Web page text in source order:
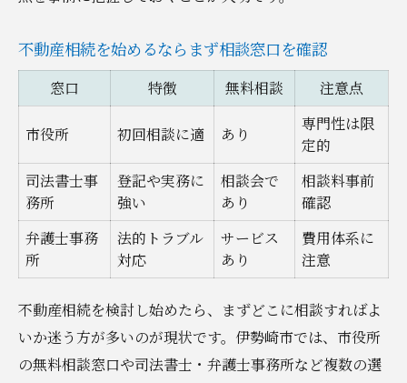
不動産相続を始めるならまず相談窓口を確認
窓口 特徴 無料相談 注意点
市役所 初回相談に適 あり
専門性は限
定的
司法書士事
務所
登記や実務に
強い
相談会で
あり
相談料事前
確認
弁護士事務
所
法的トラブル
対応
サービス
あり
費用体系に
注意
不動産相続を検討し始めたら、まずどこに相談すればよ
いか迷う方が多いのが現状です。伊勢崎市では、市役所
の無料相談窓口や司法書士・弁護士事務所など複数の選